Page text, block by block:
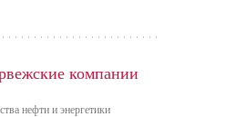
компании
нефти и энергетики